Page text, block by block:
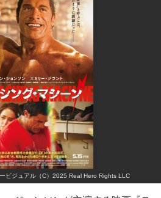
ビジュアル（C）2025 Real Hero Rights LLC